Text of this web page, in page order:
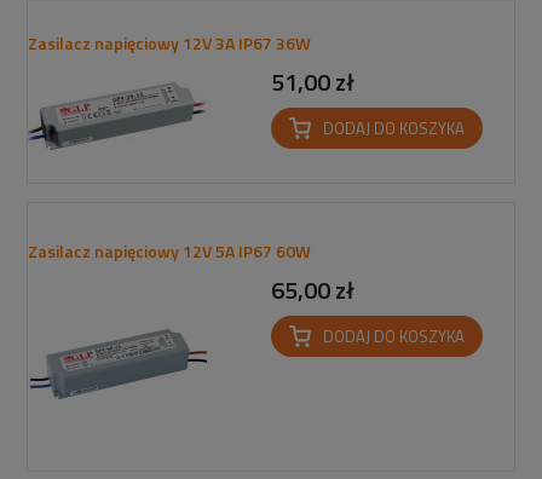
Zasilacz napięciowy 12V 3A IP67 36W
51,00 zł
DODAJ DO KOSZYKA
Zasilacz napięciowy 12V 5A IP67 60W
65,00 zł
DODAJ DO KOSZYKA